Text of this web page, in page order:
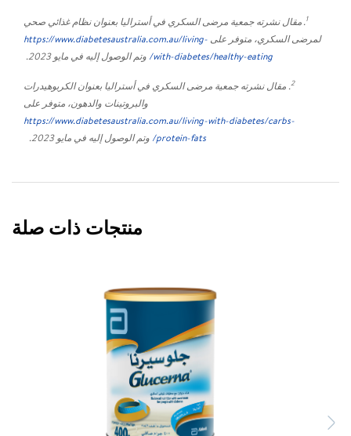
1. مقال نشرته جمعية مرضى السكري في أستراليا بعنوان نظام غذائي صحي
لمرضى السكري، متوفر على https://www.diabetesaustralia.com.au/living-
with-diabetes/healthy-eating/ وتم الوصول إليه في مايو 2023.
2. مقال نشرته جمعية مرضى السكري في أستراليا بعنوان الكربوهيدرات
والبروتينات والدهون، متوفر على
https://www.diabetesaustralia.com.au/living-with-diabetes/carbs-
protein-fats/ وتم الوصول إليه في مايو 2023.
منتجات ذات صلة
Previous